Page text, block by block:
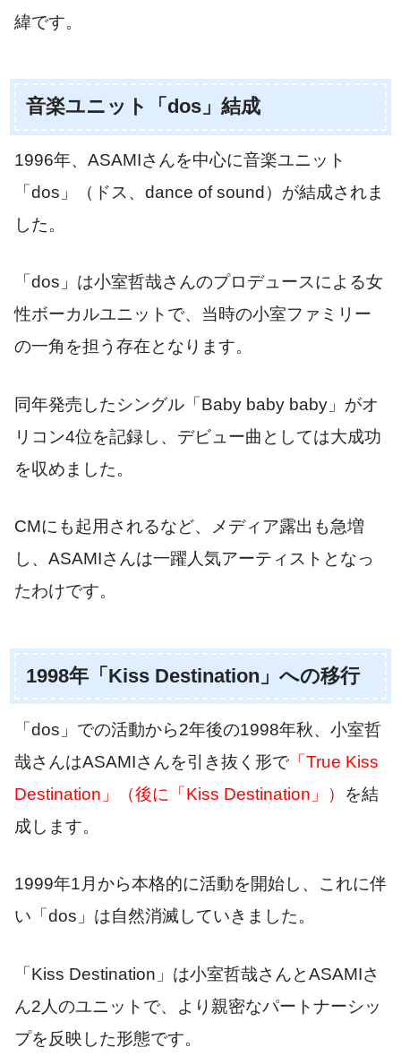
緯です。
音楽ユニット「dos」結成
1996年、ASAMIさんを中心に音楽ユニット
「dos」（ドス、dance of sound）が結成されま
した。
「dos」は小室哲哉さんのプロデュースによる女
性ボーカルユニットで、当時の小室ファミリー
の一角を担う存在となります。
同年発売したシングル「Baby baby baby」がオ
リコン4位を記録し、デビュー曲としては大成功
を収めました。
CMにも起用されるなど、メディア露出も急増
し、ASAMIさんは一躍人気アーティストとなっ
たわけです。
1998年「Kiss Destination」への移行
「dos」での活動から2年後の1998年秋、小室哲
哉さんはASAMIさんを引き抜く形で 「True Kiss
Destination」（後に「Kiss Destination」） を結
成します。
1999年1月から本格的に活動を開始し、これに伴
い「dos」は自然消滅していきました。
「Kiss Destination」は小室哲哉さんとASAMIさ
ん2人のユニットで、より親密なパートナーシッ
プを反映した形態です。